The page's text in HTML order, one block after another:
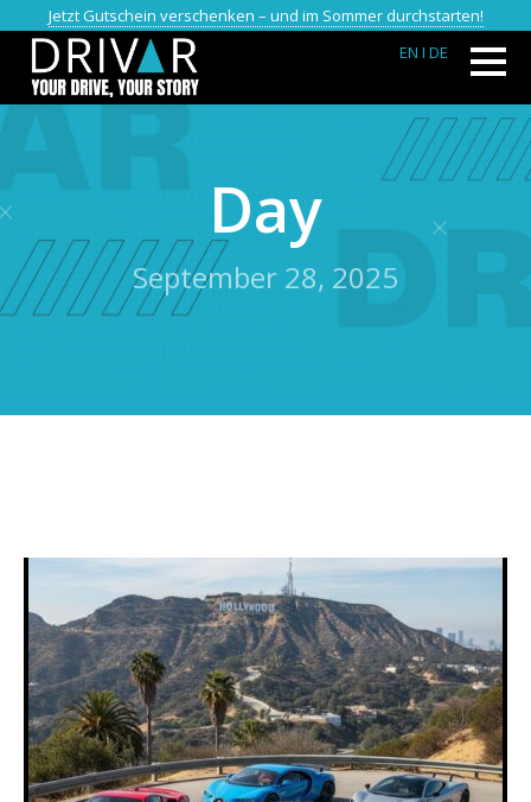
Jetzt Gutschein verschenken – und im Sommer durchstarten!
EN I DE
Day
September 28, 2025